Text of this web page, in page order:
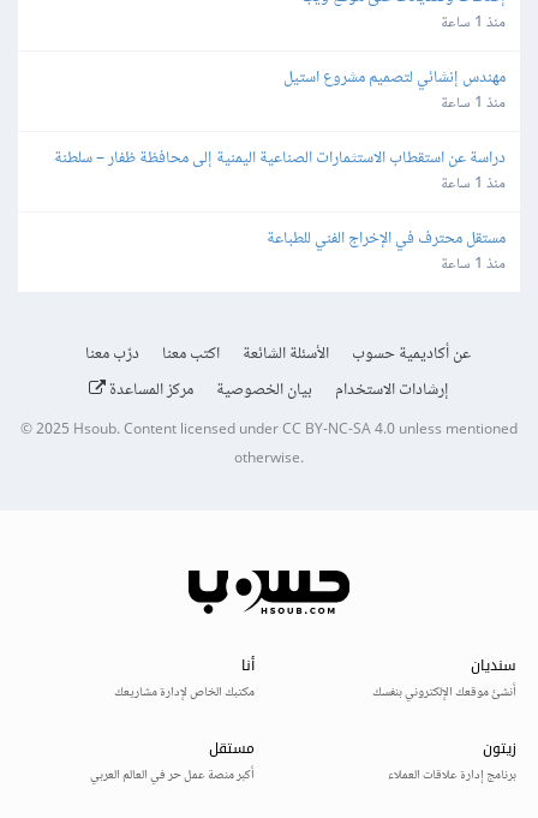
منذ 1 ساعة
مهندس إنشائي لتصميم مشروع استيل
منذ 1 ساعة
عُمان
منذ 1 ساعة
مستقل محترف في الإخراج الفني للطباعة
منذ 1 ساعة
عن أكاديمية حسوب الأسئلة الشائعة اكتب معنا
درّب معنا
إرشادات الاستخدام
بيان الخصوصية مركز المساعدة
© 2025 Hsoub.Content licensed underCC BY-NC-SA 4.0unless mentioned
otherwise.